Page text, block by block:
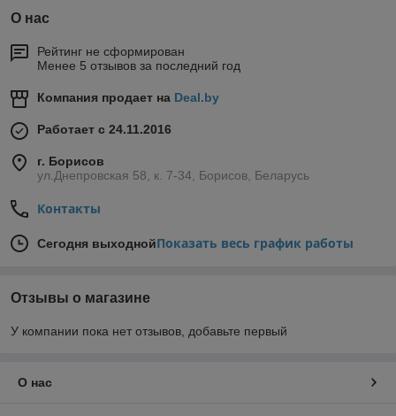
О нас
Рейтинг не сформирован
Менее 5 отзывов за последний год
Компания продает на Deal.by
Работает с 24.11.2016
г. Борисов
ул.Днепровская 58, к. 7-34, Борисов, Беларусь
Контакты
Сегодня выходнойПоказать весь график работы
Отзывы о магазине
У компании пока нет отзывов, добавьте первый
О нас